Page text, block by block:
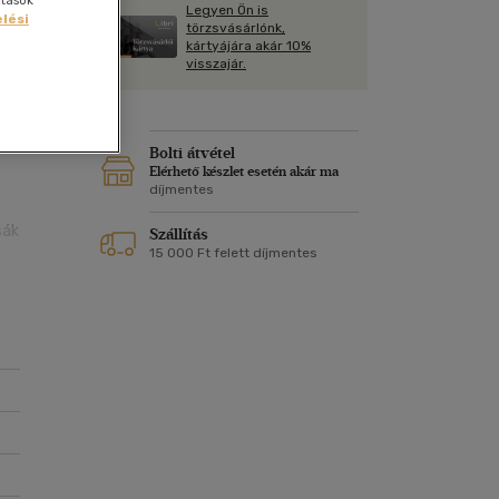
Kártya
Képeslap
Naptár
Vallás, mitológia
Legyen Ön is
törzsvásárlónk,
kártyájára akár 10%
visszajár.
Bolti átvétel
Elérhető készlet esetén akár ma
díjmentes
Szállítás
15 000 Ft felett díjmentes